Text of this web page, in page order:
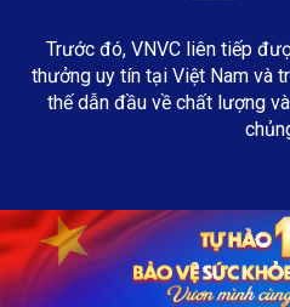
Trước đó, VNVC liên tiếp
thưởng uy tín tại Việt Nam và
thế dẫn đầu về chất lượng